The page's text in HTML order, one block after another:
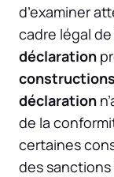
d’examiner
cadre légal de
déclaration
constructions
déclaration
de la
certaines
des